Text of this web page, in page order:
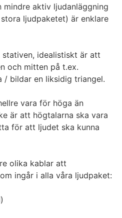
aktiv ljudanläggning
ljudpaketet) är enklare
idealistiskt är att
och mitten på t.ex.
/ bildar en liksidig triangel.
vara för höga än
är att högtalarna ska vara
för att ljudet ska kunna
olika kablar att
ingår i alla våra ljudpaket: